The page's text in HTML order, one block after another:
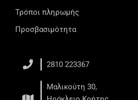
Τρόποι πληρωμής
Προσβασιμότητα
2810 223367
Μαλικούτη 30,